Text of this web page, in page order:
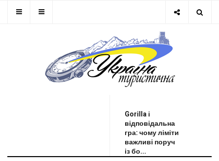
Gorilla і
відповідальна
гра: чому ліміти
важливі поруч
із бо...